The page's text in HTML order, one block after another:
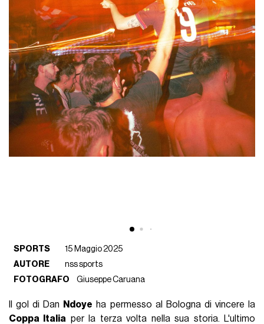
SPORTS
15 Maggio 2025
AUTORE
nss sports
FOTOGRAFO
Giuseppe Caruana
Il gol di Dan Ndoye ha permesso al Bologna di vincere la
Coppa Italia per la terza volta nella sua storia. L'ultimo